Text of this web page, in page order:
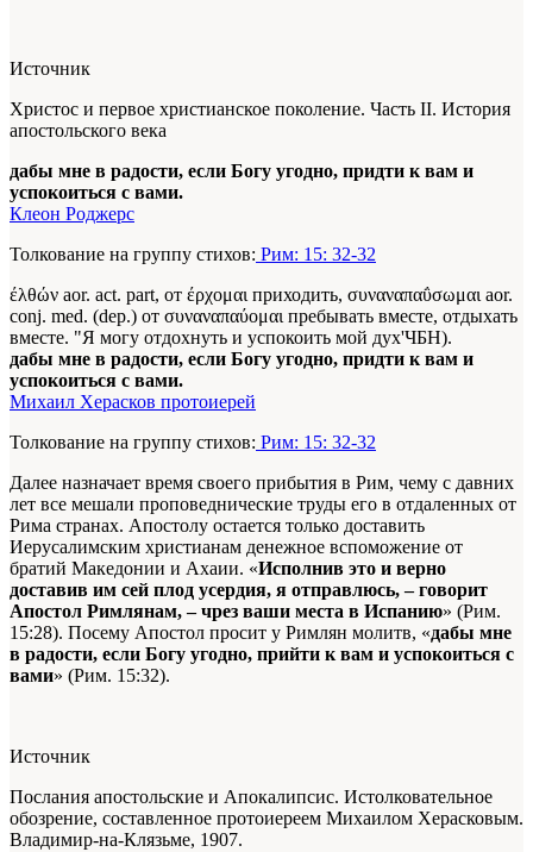
Источник
Христос и первое христианское поколение. Часть II. История
апостольского века
дабы мне в радости, если Богу угодно, придти к вам и
успокоиться с вами.
Клеон Роджерс
Толкование на группу стихов: Рим: 15: 32-32
έλθών aor. act. part, от έρχομαι приходить, συναναπαΰσωμαι aor.
conj. med. (dep.) от συναναπαύομαι пребывать вместе, отдыхать
вместе. "Я могу отдохнуть и успокоить мой дух'ЧБН).
дабы мне в радости, если Богу угодно, придти к вам и
успокоиться с вами.
Михаил Херасков протоиерей
Толкование на группу стихов: Рим: 15: 32-32
Далее назначает время своего прибытия в Рим, чему с давних
лет все мешали проповеднические труды его в отдаленных от
Рима странах. Апостолу остается только доставить
Иерусалимским христианам денежное вспоможение от
братий Македонии и Ахаии. «Исполнив это и верно
доставив им сей плод усердия, я отправлюсь, – говорит
Апостол Римлянам, – чрез ваши места в Испанию» (Рим.
15:28). Посему Апостол просит у Римлян молитв, «дабы мне
в радости, если Богу угодно, прийти к вам и успокоиться с
вами» (Рим. 15:32).
Источник
Послания апостольские и Апокалипсис. Истолковательное
обозрение, составленное протоиереем Михаилом Херасковым.
Владимир-на-Клязьме, 1907.